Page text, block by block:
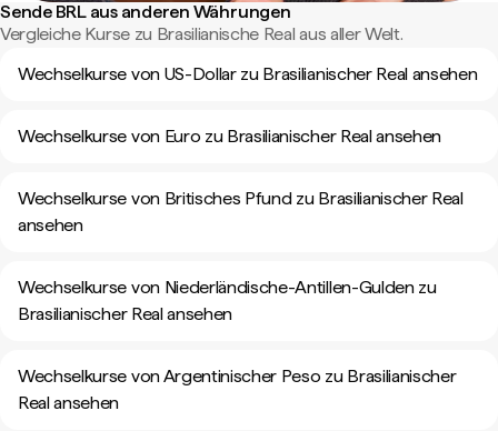
Sende BRL aus anderen Währungen
Vergleiche Kurse zu Brasilianische Real aus aller Welt.
Wechselkurse von US-Dollar zu Brasilianischer Real ansehen
Wechselkurse von Euro zu Brasilianischer Real ansehen
Wechselkurse von Britisches Pfund zu Brasilianischer Real
ansehen
Wechselkurse von Niederländische-Antillen-Gulden zu
Brasilianischer Real ansehen
Wechselkurse von Argentinischer Peso zu Brasilianischer
Real ansehen